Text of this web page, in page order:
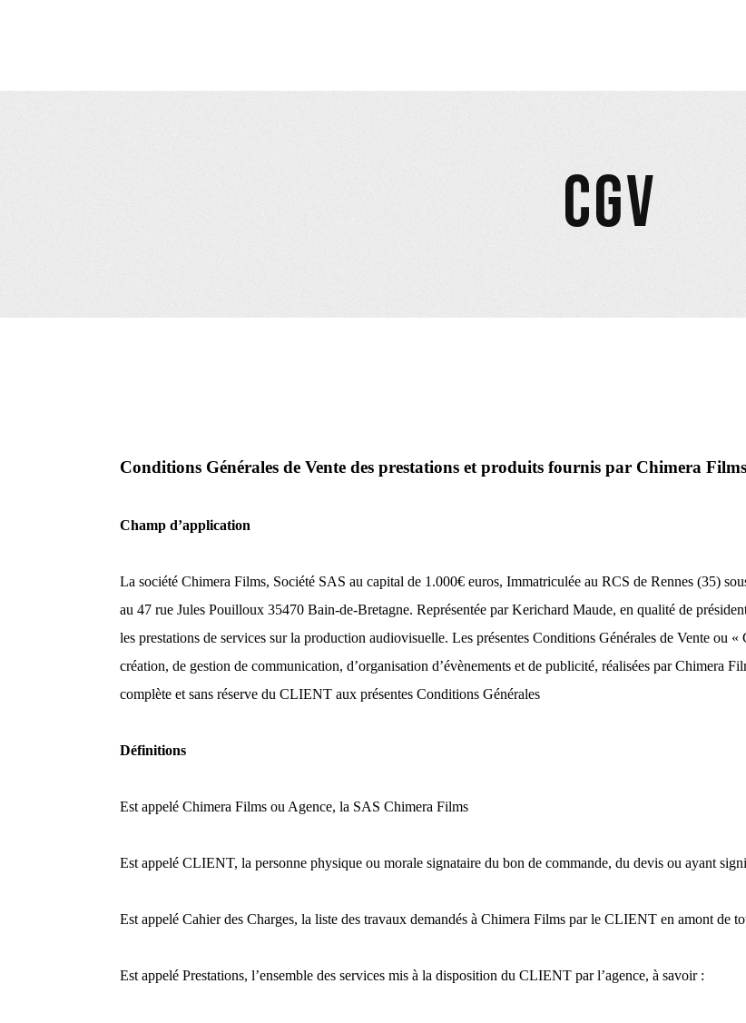
CGV
Conditions Générales de Vente des prestations et produits fournis par Chimera Films
Champ d’application
La société Chimera Films, Société SAS au capital de 1.000€ euros, Immatriculée au RCS de Rennes (35)
au 47 rue Jules Pouilloux 35470 Bain-de-Bretagne. Représentée par Kerichard Maude, en qualité de
les prestations de services sur la production audiovisuelle. Les présentes Conditions Générales de Vente ou
création, de gestion de communication, d’organisation d’évènements et de publicité, réalisées par Chimera
complète et sans réserve du CLIENT aux présentes Conditions Générales
Définitions
Est appelé Chimera Films ou Agence, la SAS Chimera Films
Est appelé CLIENT, la personne physique ou morale signataire du bon de commande, du devis ou ayant
Est appelé Cahier des Charges, la liste des travaux demandés à Chimera Films par le CLIENT en amont de
Est appelé Prestations, l’ensemble des services mis à la disposition du CLIENT par l’agence, à savoir :